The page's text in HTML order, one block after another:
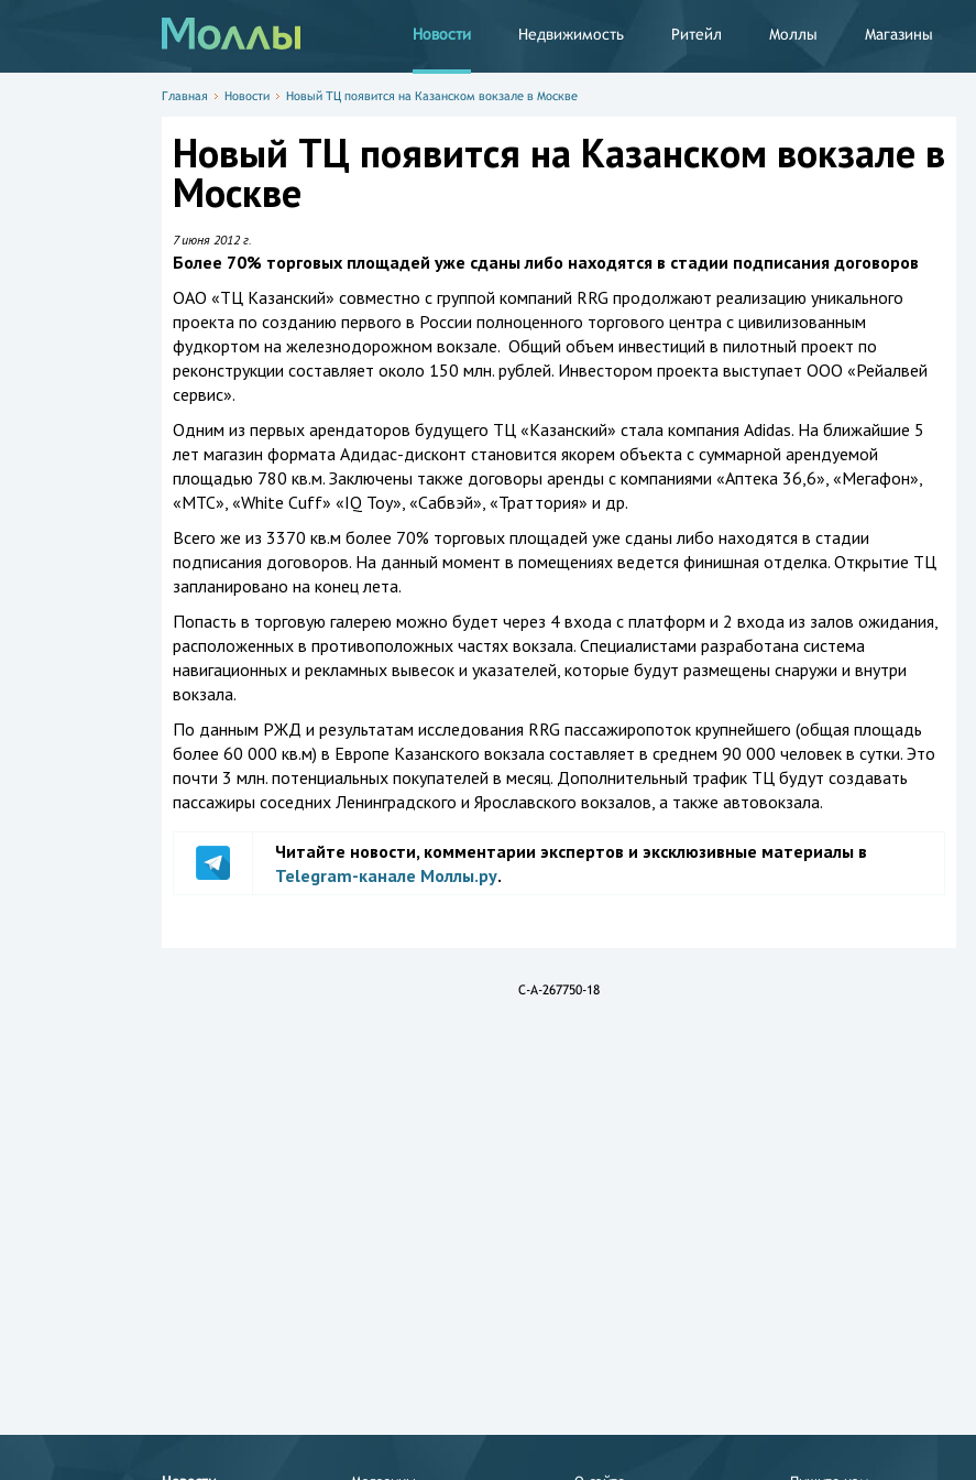
Новости Недвижимость Ритейл Моллы Магазины
Главная Новости Новый ТЦ появится на Казанском вокзале в Москве
Новый ТЦ появится на Казанском вокзале в
Москве
7 июня 2012 г.
Более 70% торговых площадей уже сданы либо находятся в стадии подписания договоров
ОАО «ТЦ Казанский» совместно с группой компаний RRG продолжают реализацию уникального
проекта по созданию первого в России полноценного торгового центра с цивилизованным
фудкортом на железнодорожном вокзале. Общий объем инвестиций в пилотный проект по
реконструкции составляет около 150 млн. рублей. Инвестором проекта выступает ООО «Рейалвей
сервис».
Одним из первых арендаторов будущего ТЦ «Казанский» стала компания Adidas. На ближайшие 5
лет магазин формата Адидас-дисконт становится якорем объекта с суммарной арендуемой
площадью 780 кв.м. Заключены также договоры аренды с компаниями «Аптека 36,6», «Мегафон»,
«МТС», «White Cuff» «IQ Toy», «Сабвэй», «Траттория» и др.
Всего же из 3370 кв.м более 70% торговых площадей уже сданы либо находятся в стадии
подписания договоров. На данный момент в помещениях ведется финишная отделка. Открытие ТЦ
запланировано на конец лета.
Попасть в торговую галерею можно будет через 4 входа с платформ и 2 входа из залов ожидания,
расположенных в противоположных частях вокзала. Специалистами разработана система
навигационных и рекламных вывесок и указателей, которые будут размещены снаружи и внутри
вокзала.
По данным РЖД и результатам исследования RRG пассажиропоток крупнейшего (общая площадь
более 60 000 кв.м) в Европе Казанского вокзала составляет в среднем 90 000 человек в сутки. Это
почти 3 млн. потенциальных покупателей в месяц. Дополнительный трафик ТЦ будут создавать
пассажиры соседних Ленинградского и Ярославского вокзалов, а также автовокзала.
Читайте новости, комментарии экспертов и эксклюзивные материалы в
Telegram-канале Моллы.ру.
C-A-267750-18